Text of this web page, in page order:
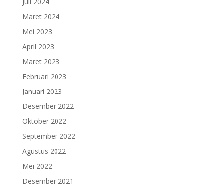
Maret 2024
Mei 2023
April 2023
Maret 2023
Februari 2023
Januari 2023
Desember 2022
Oktober 2022
September 2022
Agustus 2022
Mei 2022
Desember 2021